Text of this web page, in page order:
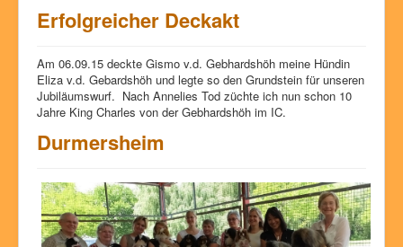
Erfolgreicher Deckakt
Am 06.09.15 deckte Gismo v.d. Gebhardshöh meine Hündin
Eliza v.d. Gebardshöh und legte so den Grundstein für unseren
Jubiläumswurf. Nach Annelies Tod züchte ich nun schon 10
Jahre King Charles von der Gebhardshöh im IC.
Durmersheim